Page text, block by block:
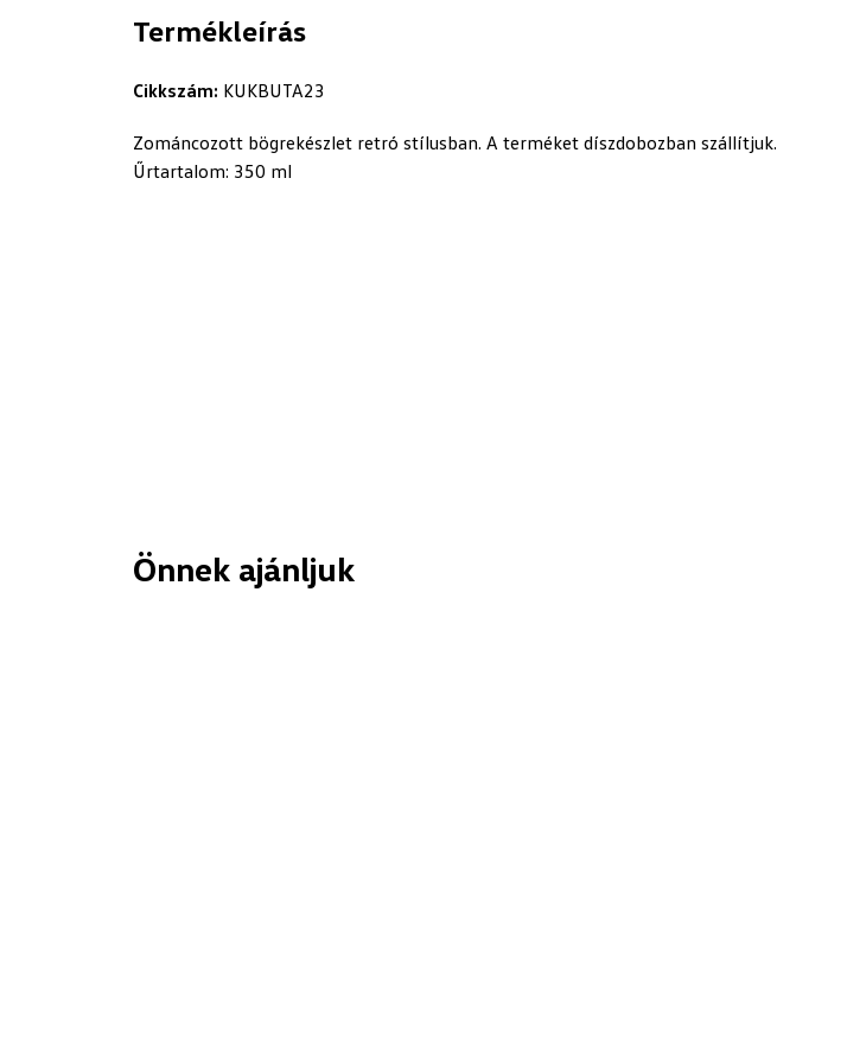
Termékleírás
Cikkszám: KUKBUTA23
Zománcozott bögrekészlet retró stílusban. A terméket díszdobozban szállítjuk.
Űrtartalom: 350 ml
Önnek ajánljuk